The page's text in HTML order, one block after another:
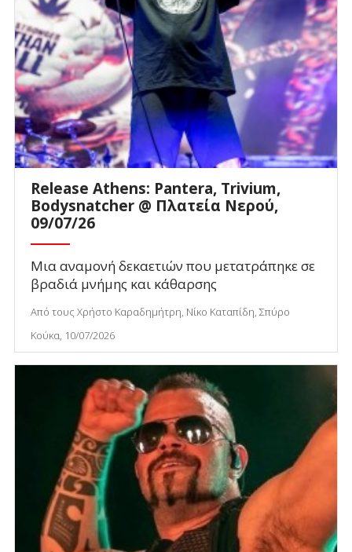
Release Athens: Pantera, Trivium,
Bodysnatcher @ Πλατεία Νερού,
09/07/26
Μια αναμονή δεκαετιών που μετατράπηκε σε
βραδιά μνήμης και κάθαρσης
Από τους Χρήστο Καραδημήτρη, Νίκο Καταπίδη, Σπύρο
Κούκα, 10/07/2026